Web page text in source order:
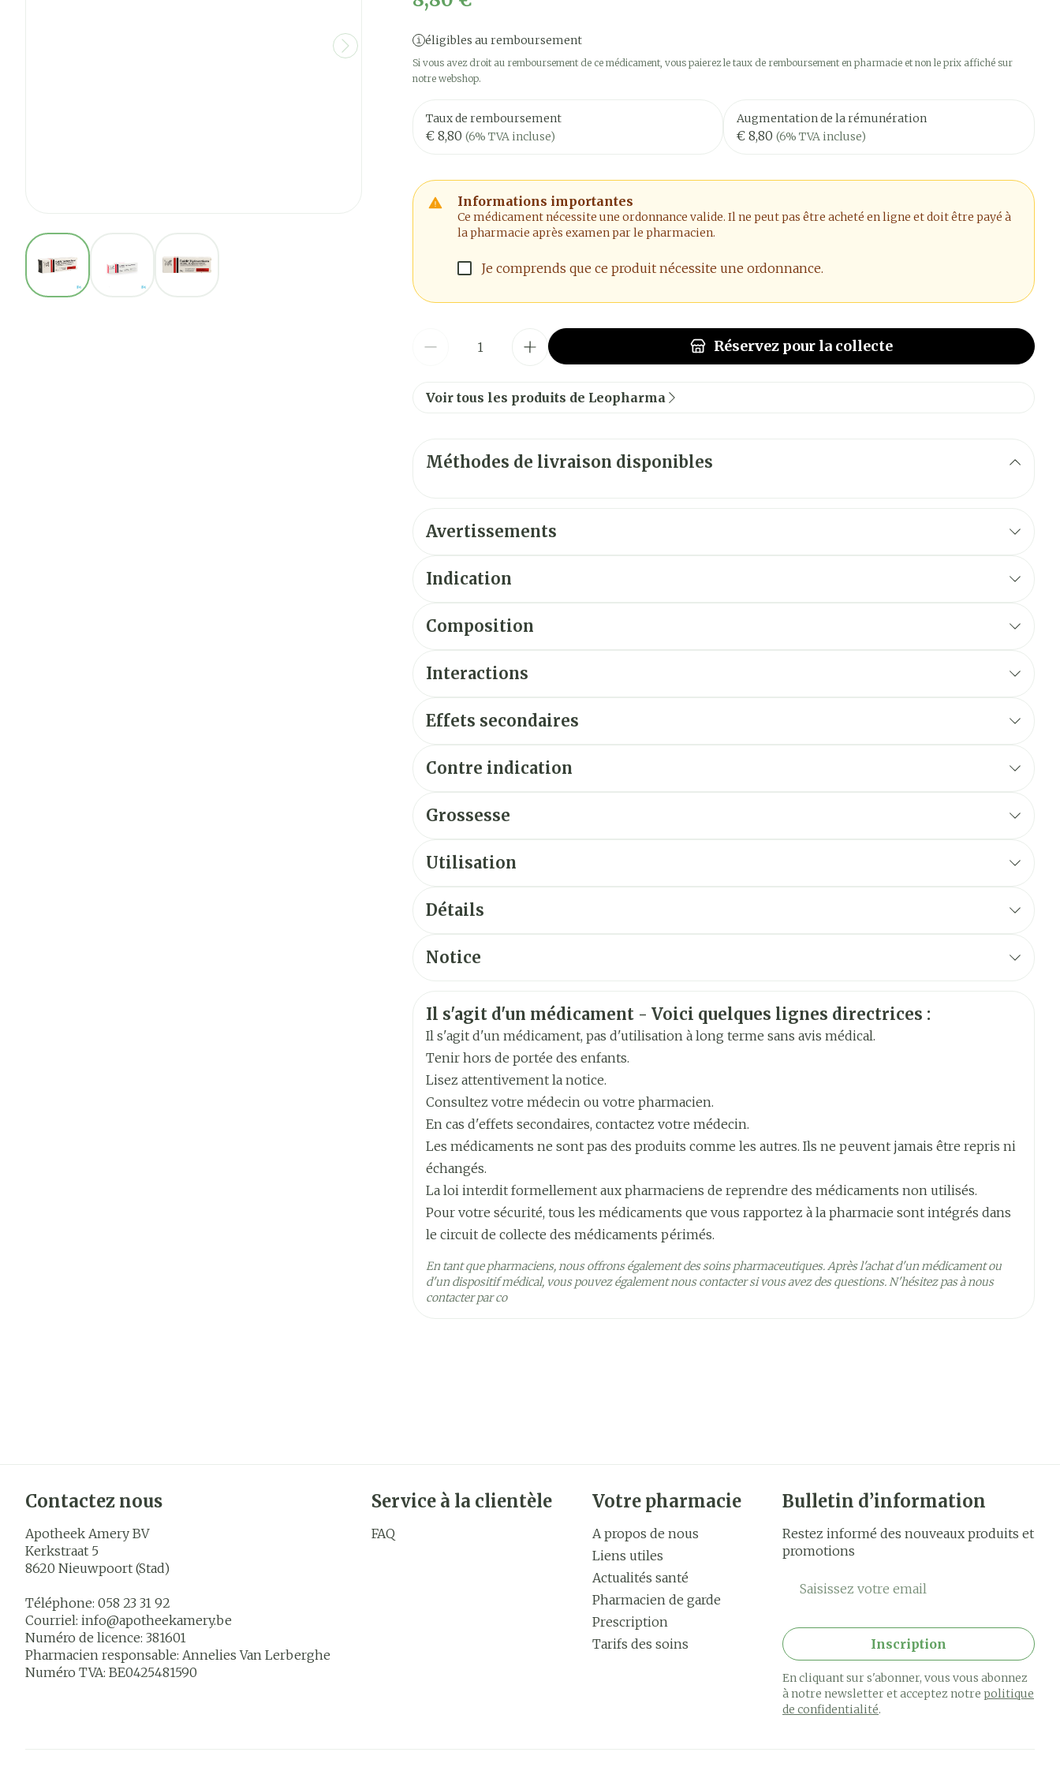
View larger image
éligibles au remboursement
Si vous avez droit au remboursement de ce médicament, vous paierez le taux de remboursement en pharmacie et non le prix affiché sur
notre webshop.
Taux de remboursement
€ 8,80 (6% TVA incluse)
Augmentation de la rémunération
€ 8,80 (6% TVA incluse)
Informations importantes
Ce médicament nécessite une ordonnance valide. Il ne peut pas être acheté en ligne et doit être payé à
la pharmacie après examen par le pharmacien.
Je comprends que ce produit nécessite une ordonnance.
Réservezpour la collecte
Voir tous les produits de Leopharma
Méthodes de livraison disponibles
Avertissements
Indication
Composition
Interactions
Effets secondaires
Contre indication
Grossesse
Utilisation
Avant l'application de la crème, la zone cutanée à traiter doit être soigneusement nettoyée
Détails
Marques Leopharma
Largeur 43 mm
Longueur 143 mm
Profondeur 30 mm
Paquet
1
Ingrédients
Actifs
acide fusidique, hydrocortisone acétate
Notice
Néerlandais
Informations sur la sécurité
Il s'agit d'un médicament - Voici quelques lignes directrices :
Il s'agit d'un médicament, pas d'utilisation à long terme sans avis médical.
Tenir hors de portée des enfants.
Lisez attentivement la notice.
Consultez votre médecin ou votre pharmacien.
En cas d'effets secondaires, contactez votre médecin.
Les médicaments ne sont pas des produits comme les autres. Ils ne peuvent jamais être repris ni
échangés.
La loi interdit formellement aux pharmaciens de reprendre des médicaments non utilisés.
Pour votre sécurité, tous les médicaments que vous rapportez à la pharmacie sont intégrés dans
le circuit de collecte des médicaments périmés.
En tant que pharmaciens, nous offrons également des soins pharmaceutiques. Après l'achat d'un médicament ou
d'un dispositif médical, vous pouvez également nous contacter si vous avez des questions. N'hésitez pas à nous
contacter par co
Contactez nous
Apotheek Amery BV
Kerkstraat 5
8620 Nieuwpoort (Stad)
Téléphone: 058 23 31 92
Courriel: info@apotheekamery.be
Numéro de licence: 381601
Pharmacien responsable: Annelies Van Lerberghe
Numéro TVA: BE0425481590
Service à la clientèle
FAQ
Votre pharmacie
A propos de nous
Liens utiles
Actualités santé
Pharmacien de garde
Prescription
Tarifs des soins
Bulletin d’information
Restez informé des nouveaux produits et
promotions
Adresse mail
Inscription
En cliquant sur s'abonner, vous vous abonnez
à notre newsletter et acceptez notrepolitique
de confidentialité.